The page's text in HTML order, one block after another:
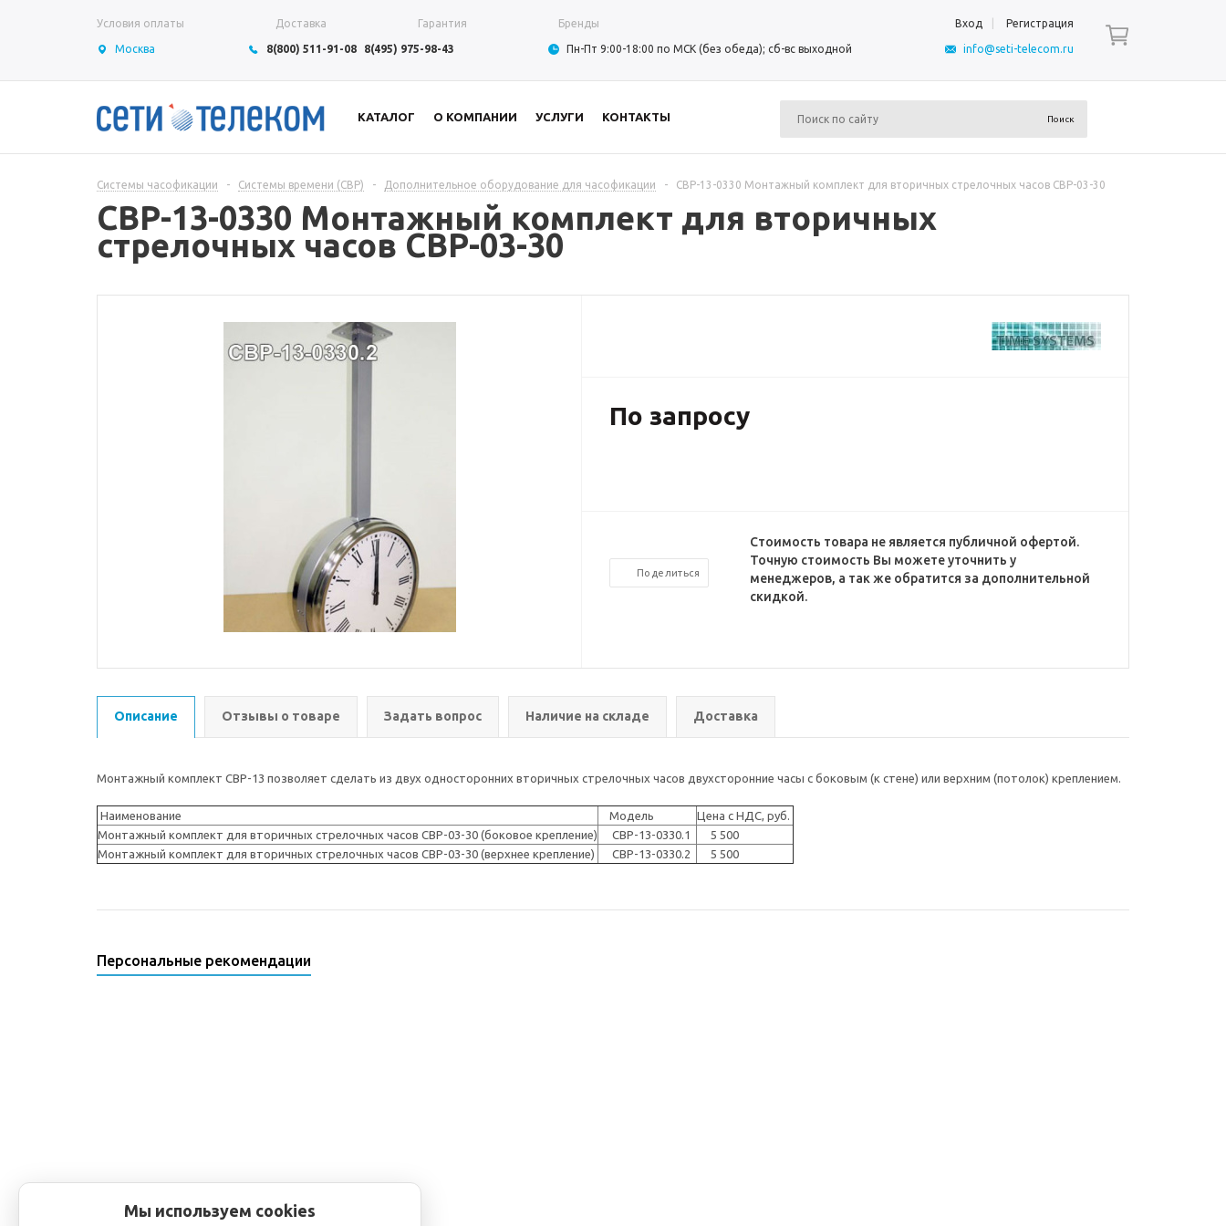
Условия оплаты Доставка Гарантия Бренды Вход Регистрация
Москва 8(800) 511-91-08 8(495) 975-98-43 Пн-Пт 9:00-18:00 по МСК (без обеда); сб-вс выходной info@seti-telecom.ru
КАТАЛОГ О КОМПАНИИ УСЛУГИ КОНТАКТЫ
Системы часофикации - Системы времени (СВР) - Дополнительное оборудование для часофикации - СВР-13-0330 Монтажный комплект для вторичных стрелочных часов СВР-03-30
СВР-13-0330 Монтажный комплект для вторичных
стрелочных часов СВР-03-30
По запросу
Поделиться
Стоимость товара не является публичной офертой.
Точную стоимость Вы можете уточнить у
менеджеров, а так же обратится за дополнительной
скидкой.
Описание Отзывы о товаре Задать вопрос Наличие на складе Доставка
Монтажный комплект СВР-13 позволяет сделать из двух односторонних вторичных стрелочных часов двухсторонние часы с боковым (к стене) или верхним (потолок) креплением.
Наименование Модель
Цена с НДС, руб.
Монтажный комплект для вторичных стрелочных часов СВР-03-30 (боковое крепление)
СВР-13-0330.1
5 500
Монтажный комплект для вторичных стрелочных часов СВР-03-30 (верхнее крепление)
СВР-13-0330.2 5 500
Персональные рекомендации
Мы используем cookies